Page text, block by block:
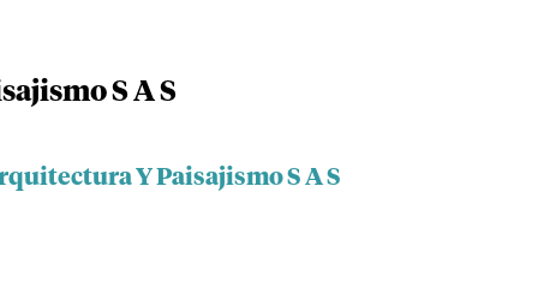
S A S
Y Paisajismo S A S